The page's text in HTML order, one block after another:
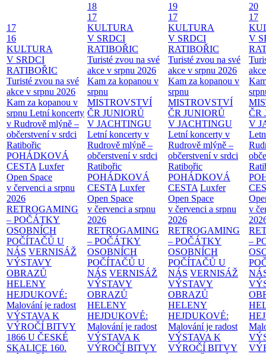
17
16
KULTURA
V SRDCI
RATIBOŘIC
Turisté zvou na své
akce v srpnu 2026
Kam za kopanou v
srpnu Letní koncerty
v Rudrově mlýně –
občerstvení v srdci
Ratibořic
POHÁDKOVÁ
CESTA Luxfer
Open Space
v červenci a srpnu
2026
RETROGAMING
– POČÁTKY
OSOBNÍCH
POČÍTAČŮ U
NÁS VERNISÁŽ
VÝSTAVY
OBRAZŮ
HELENY
HEJDUKOVÉ:
Malování je radost
VÝSTAVA K
VÝROČÍ BITVY
1866 U ČESKÉ
SKALICE 160.
18
17
KULTURA
V SRDCI
RATIBOŘIC
Turisté zvou na své
akce v srpnu 2026
Kam za kopanou v
srpnu
MISTROVSTVÍ
ČR JUNIORŮ
V JACHTINGU
Letní koncerty v
Rudrově mlýně –
občerstvení v srdci
Ratibořic
POHÁDKOVÁ
CESTA Luxfer
Open Space
v červenci a srpnu
2026
RETROGAMING
– POČÁTKY
OSOBNÍCH
POČÍTAČŮ U
NÁS VERNISÁŽ
VÝSTAVY
OBRAZŮ
HELENY
HEJDUKOVÉ:
Malování je radost
VÝSTAVA K
VÝROČÍ BITVY
19
17
KULTURA
V SRDCI
RATIBOŘIC
Turisté zvou na své
akce v srpnu 2026
Kam za kopanou v
srpnu
MISTROVSTVÍ
ČR JUNIORŮ
V JACHTINGU
Letní koncerty v
Rudrově mlýně –
občerstvení v srdci
Ratibořic
POHÁDKOVÁ
CESTA Luxfer
Open Space
v červenci a srpnu
2026
RETROGAMING
– POČÁTKY
OSOBNÍCH
POČÍTAČŮ U
NÁS VERNISÁŽ
VÝSTAVY
OBRAZŮ
HELENY
HEJDUKOVÉ:
Malování je radost
VÝSTAVA K
VÝROČÍ BITVY
20
17
V
ČR
V
v
–